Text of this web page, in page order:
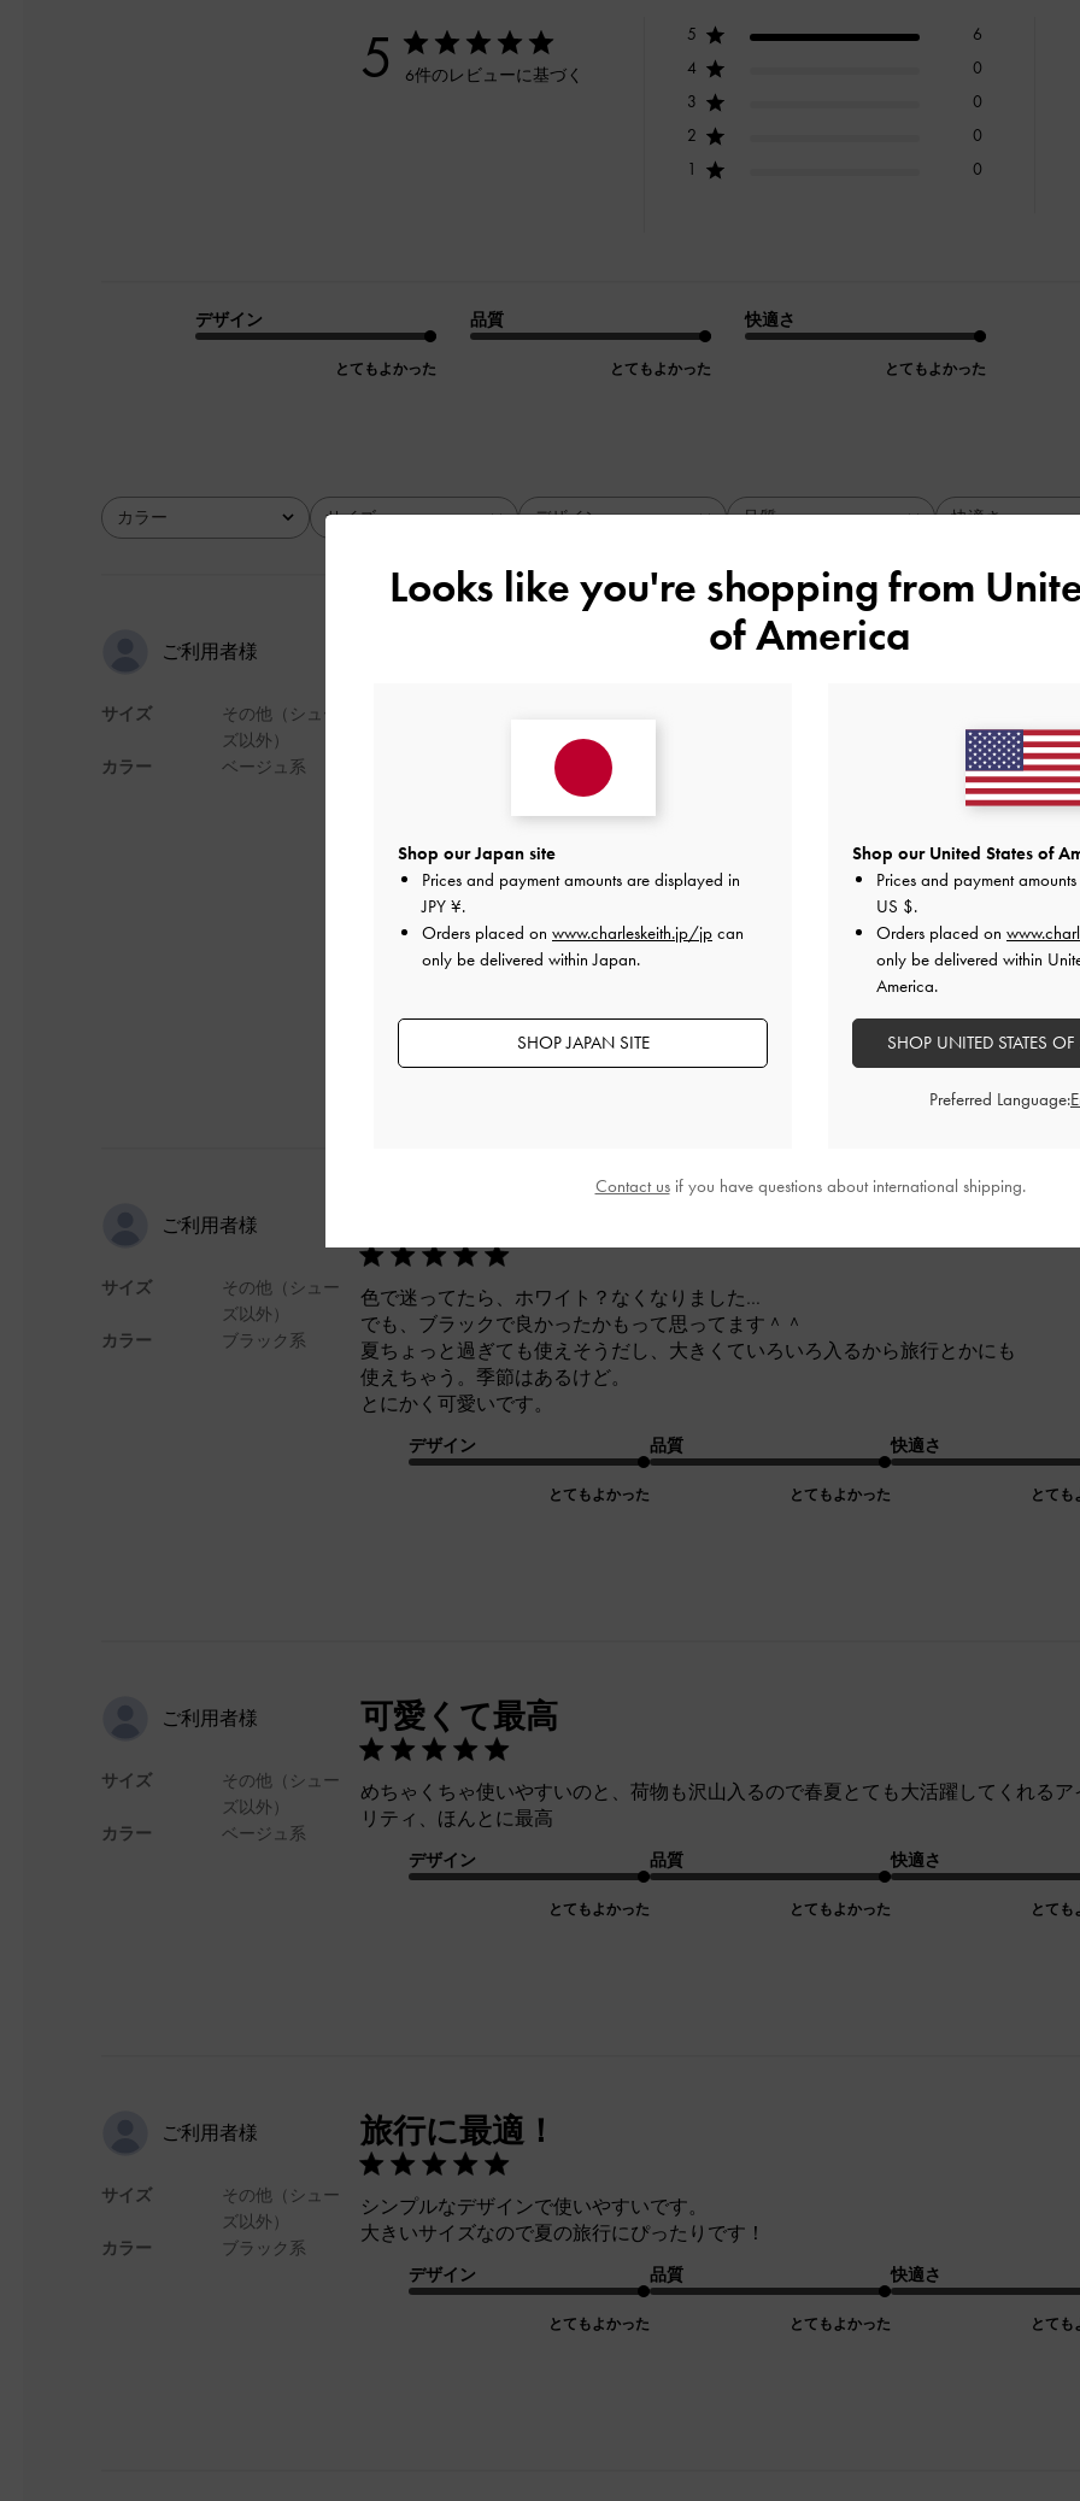
5 6件のレビューに基づく
5
6
4
0
3
0
2
0
1
0
デザイン
とてもよかった
品質
とてもよかった
快適さ
とてもよかった
カラー
全て サイズ デザイン 品質 快適さ
ご利用者様
サイズ
カラー
その他（シュー
ズ以外）
ベージュ系
夏は持ち物が沢山、大きめなバッグで色々入っ
結論、めちゃくちゃ良かったです！女性の夏は持ち物が非常に多くなりますよね
ぽり入り、日焼け止めや化粧直しのための化粧品類、ハンディファン、飲み物…
ち手の部分も太めなので肩に食い込む心配もしなくていい上に夏にぴったりなデ
普段小さめなバッグばかり使うので、旅行にも行くし、大きめなバッグが欲しい
した。
これからも沢山愛用させていただきます！
デザイン 快適さ
ご利用者様
サイズ
カラー
その他（シュー
ズ以外）
ブラック系
色で迷ってたら、ホワイト？なくなりました…
でも、ブラックで良かったかもって思ってます＾＾
夏ちょっと過ぎても使えそうだし、大きくていろいろ入るから旅行とかにも
使えちゃう。季節はあるけど。
とにかく可愛いです。
デザイン
とてもよかった
品質
とてもよかった
快適さ
とても
ご利用者様
サイズ
カラー
その他（シュー
ズ以外）
ベージュ系
可愛くて最高
めちゃくちゃ使いやすいのと、荷物も沢山入るので春夏とても大活躍してくれる
リティ、ほんとに最高
デザイン
とてもよかった
品質
とてもよかった
快適さ
とても
ご利用者様
サイズ
カラー
その他（シュー
ズ以外）
ブラック系
旅行に最適！
シンプルなデザインで使いやすいです。
大きいサイズなので夏の旅行にぴったりです！
デザイン
とてもよかった
品質
とてもよかった
快適さ
とても
Looks like you're shopping from
of America
Shop our Japan site
Prices and payment amounts are displayed in
JPY ¥.
Orders placed on www.charleskeith.jp/jp can
only be delivered within Japan.
SHOP JAPAN SITE
Shop our United States of
Prices and payment
US $.
Orders placed on
only be delivered within
America.
SHOP UNITED STATES
Preferred Language:
Contact usif you have questions about international shipping.